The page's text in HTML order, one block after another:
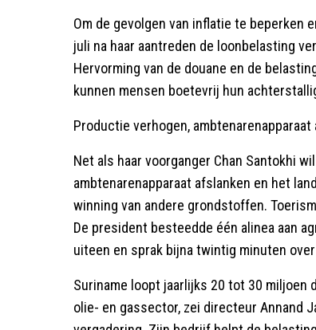
Om de gevolgen van inflatie te beperken
juli na haar aantreden de loonbelasting
Hervorming van de douane en de
kunnen mensen boetevrij hun
Productie verhogen,
Net als haar voorganger Chan Santokhi
ambtenarenapparaat afslanken en het
winning van andere grondstoffen.
De president besteedde één alinea aan
uiteen en sprak bijna twintig minuten
Suriname loopt jaarlijks 20 tot 30 miljoen
olie- en gassector, zei directeur Annand